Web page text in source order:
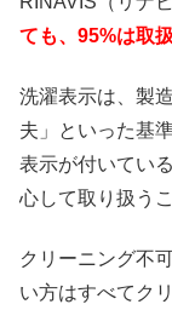
ても、95%は取
洗濯表示は、製
夫」といった基
表示が付いてい
心して取り扱う
クリーニング不
い方はすべてク